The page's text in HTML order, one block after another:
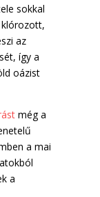
sokkal
klórozott,
az
így a
oázist
még a
a mai
a